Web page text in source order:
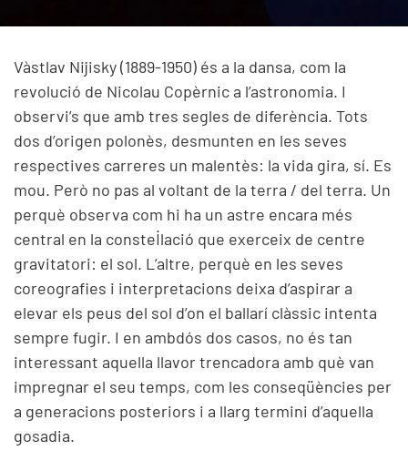
Vàstlav Nijisky (1889-1950) és a la dansa, com la
revolució de Nicolau Copèrnic a l’astronomia. I
observi’s que amb tres segles de diferència. Tots
dos d’origen polonès, desmunten en les seves
respectives carreres un malentès: la vida gira, sí. Es
mou. Però no pas al voltant de la terra / del terra. Un
perquè observa com hi ha un astre encara més
central en la constel·lació que exerceix de centre
gravitatori: el sol. L’altre, perquè en les seves
coreografies i interpretacions deixa d’aspirar a
elevar els peus del sol d’on el ballarí clàssic intenta
sempre fugir. I en ambdós dos casos, no és tan
interessant aquella llavor trencadora amb què van
impregnar el seu temps, com les conseqüències per
a generacions posteriors i a llarg termini d’aquella
gosadia.